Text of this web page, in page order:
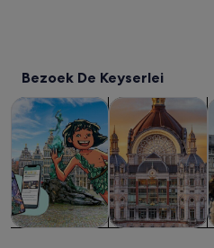
Bezoek De Keyserlei
Tours & daguitstapjes Opent
Geschiedenis